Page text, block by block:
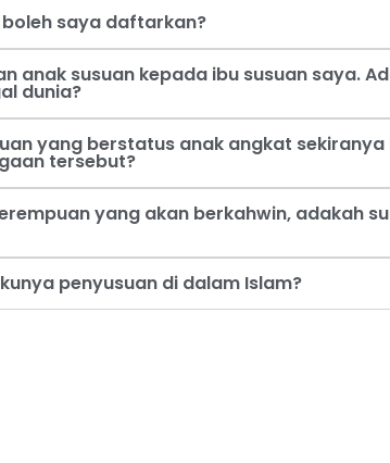
boleh saya daftarkan?
anak susuan kepada ibu susuan saya.
dunia?
yang berstatus anak angkat
tersebut?
yang akan berkahwin, adakah
penyusuan di dalam Islam?